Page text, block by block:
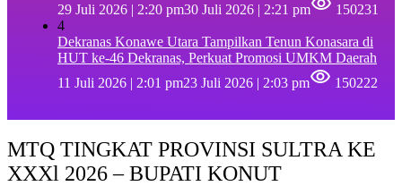
29 Juli 2026 | 2:20 pm30 Juli 2026 | 2:21 pm
150231
4
Dekranas Konawe Utara Tampilkan Tenun Konasara di
HUT ke-46 Dekranas, Perkuat Promosi UMKM Daerah
11 Juli 2026 | 2:01 pm23 Juli 2026 | 2:03 pm 150222
MTQ TINGKAT PROVINSI SULTRA KE
XXXl 2026 – BUPATI KONUT